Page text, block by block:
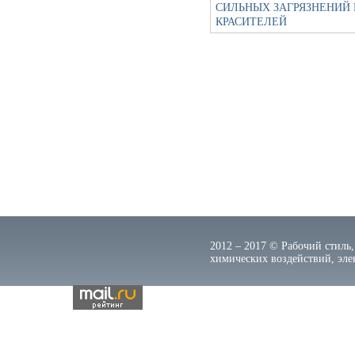
СИЛЬНЫХ ЗАГРЯЗНЕНИЙ
КРАСИТЕЛЕЙ
2012 – 2017 © Рабочий
химических воздействий,